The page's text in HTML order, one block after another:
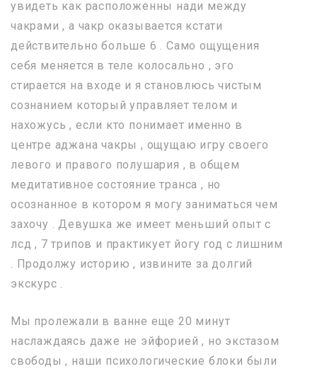
увидеть как расположенны нади между
чакрами , а чакр оказывается кстати
действительно больше 6 . Само ощущения
себя меняется в теле колосально , эго
стирается на входе и я становлюсь чистым
сознанием который управляет телом и
нахожусь , если кто понимает именно в
центре аджана чакры , ощущаю игру своего
левого и правого полушария , в общем
медитативное состояние транса , но
осознанное в котором я могу заниматься чем
захочу . Девушка же имеет меньший опыт с
лсд , 7 трипов и практикует йогу год с лишним
. Продолжу историю , извините за долгий
экскурс .
Мы пролежали в ванне еще 20 минут
наслаждаясь даже не эйфорией , но экстазом
свободы , наши психологические блоки были